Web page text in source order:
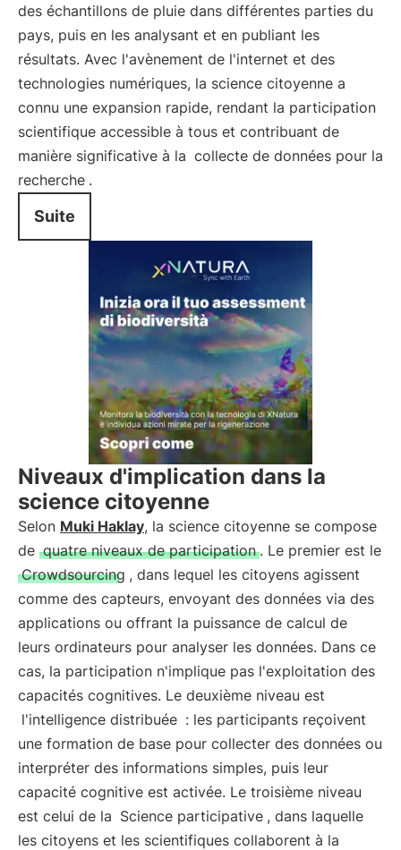
des échantillons de pluie dans différentes parties du
pays, puis en les analysant et en publiant les
résultats. Avec l'avènement de l'internet et des
technologies numériques, la science citoyenne a
connu une expansion rapide, rendant la participation
scientifique accessible à tous et contribuant de
manière significative à la collecte de données pour la
recherche .
Suite
Niveaux d'implication dans la
science citoyenne
Selon Muki Haklay, la science citoyenne se compose
de quatre niveaux de participation . Le premier est le
Crowdsourcing , dans lequel les citoyens agissent
comme des capteurs, envoyant des données via des
applications ou offrant la puissance de calcul de
leurs ordinateurs pour analyser les données. Dans ce
cas, la participation n'implique pas l'exploitation des
capacités cognitives. Le deuxième niveau est
l'intelligence distribuée : les participants reçoivent
une formation de base pour collecter des données ou
interpréter des informations simples, puis leur
capacité cognitive est activée. Le troisième niveau
est celui de la Science participative , dans laquelle
les citoyens et les scientifiques collaborent à la